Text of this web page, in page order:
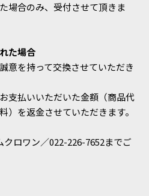
場合のみ、受付させて頂きま
た場合
意を持って交換させていただき
支払いいただいた金額（商品代
）を返金させていただきます。
ロワン／022-226-7652までご